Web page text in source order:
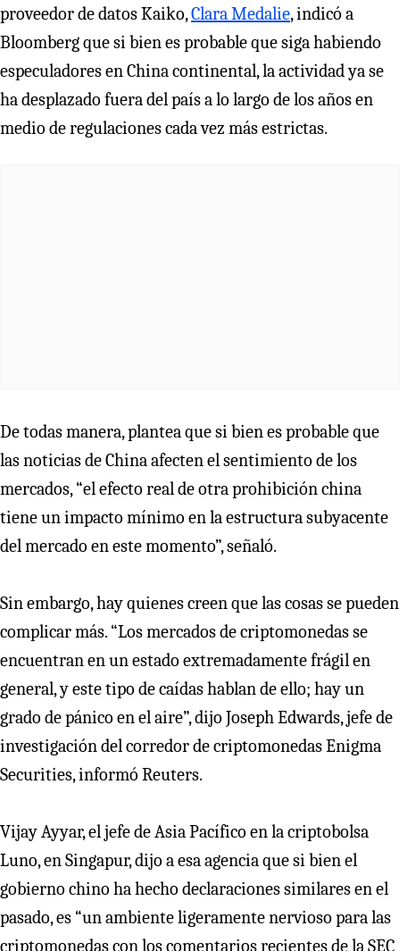
proveedor de datos Kaiko,Clara Medalie, indicó a
Bloomberg que si bien es probable que siga habiendo
especuladores en China continental, la actividad ya se
ha desplazado fuera del país a lo largo de los años en
medio de regulaciones cada vez más estrictas.
De todas manera, plantea que si bien es probable que
las noticias de China afecten el sentimiento de los
mercados, “el efecto real de otra prohibición china
tiene un impacto mínimo en la estructura subyacente
del mercado en este momento”, señaló.
Sin embargo, hay quienes creen que las cosas se pueden
complicar más. “Los mercados de criptomonedas se
encuentran en un estado extremadamente frágil en
general, y este tipo de caídas hablan de ello; hay un
grado de pánico en el aire”, dijo Joseph Edwards, jefe de
investigación del corredor de criptomonedas Enigma
Securities, informó Reuters.
Vijay Ayyar, el jefe de Asia Pacífico en la criptobolsa
Luno, en Singapur, dijo a esa agencia que si bien el
gobierno chino ha hecho declaraciones similares en el
pasado, es “un ambiente ligeramente nervioso para las
criptomonedas con los comentarios recientes de la SEC